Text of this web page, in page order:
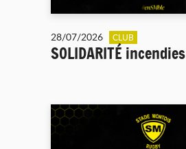
28/07/2026 CLUB
SOLIDARITÉ incendies